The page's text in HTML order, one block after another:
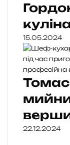
15.05.2024
Томас
22.12.2024